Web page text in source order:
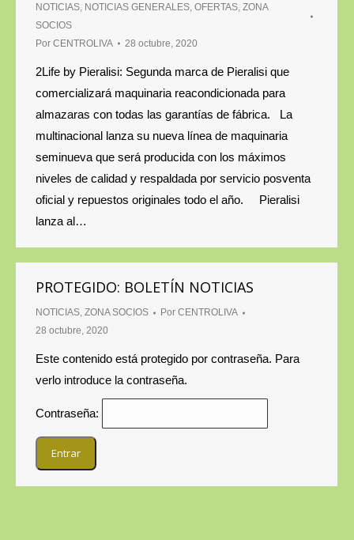
NOTICIAS NOTICIAS GENERALES OFERTAS ZONA
SOCIOS
Por CENTROLIVA 28 octubre, 2020
2Life by Pieralisi: Segunda marca de Pieralisi que
comercializará maquinaria reacondicionada para
almazaras con todas las garantías de fábrica. La
multinacional lanza su nueva línea de maquinaria
seminueva que será producida con los máximos
niveles de calidad y respaldada por servicio posventa
oficial y repuestos originales todo el año. Pieralisi
lanza al…
PROTEGIDO: BOLETÍN NOTICIAS
NOTICIAS, ZONA SOCIOS Por CENTROLIVA
28 octubre, 2020
Este contenido está protegido por contraseña. Para
verlo introduce la contraseña.
Contraseña: